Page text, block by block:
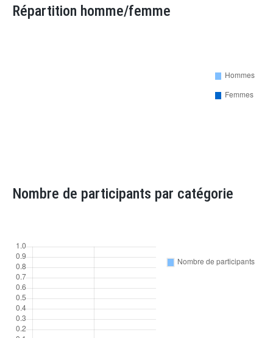
Répartition homme/femme
Nombre de participants par catégorie